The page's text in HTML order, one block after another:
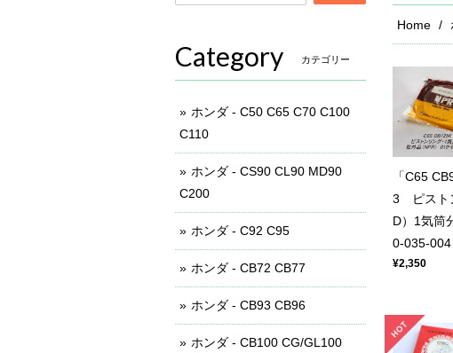
Home
「C65
3 ピスト
D）1気
0-035-004
¥2,350
Category カテゴリー
ホンダ - C50 C65 C70 C100
C110
ホンダ - CS90 CL90 MD90
C200
ホンダ - C92 C95
ホンダ - CB72 CB77
ホンダ - CB93 CB96
ホンダ - CB100 CG/GL100